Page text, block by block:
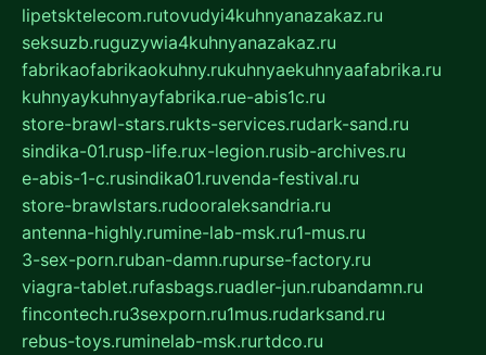
lipetsktelecom.rutovudyi4kuhnyanazakaz.ru
seksuzb.ruguzywia4kuhnyanazakaz.ru
fabrikaofabrikaokuhny.rukuhnyaekuhnyaafabrika.ru
kuhnyaykuhnyayfabrika.rue-abis1c.ru
store-brawl-stars.rukts-services.rudark-sand.ru
sindika-01.rusp-life.rux-legion.rusib-archives.ru
e-abis-1-c.rusindika01.ruvenda-festival.ru
store-brawlstars.rudooraleksandria.ru
antenna-highly.rumine-lab-msk.ru1-mus.ru
3-sex-porn.ruban-damn.rupurse-factory.ru
viagra-tablet.rufasbags.ruadler-jun.rubandamn.ru
fincontech.ru3sexporn.ru1mus.rudarksand.ru
rebus-toys.ruminelab-msk.rurtdco.ru